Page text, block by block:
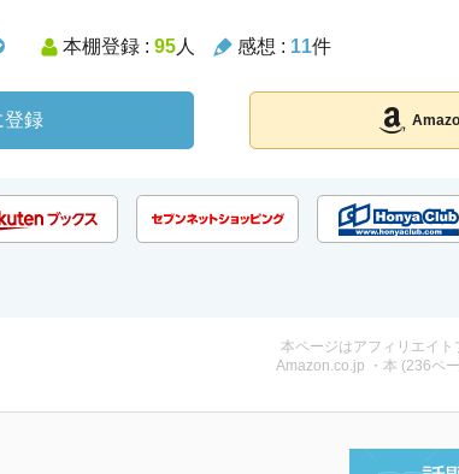
本棚登録 : 95人 感想 : 11件
登録
本ページはアフィリエイ
Amazon.co.jp ・本 (236ペ